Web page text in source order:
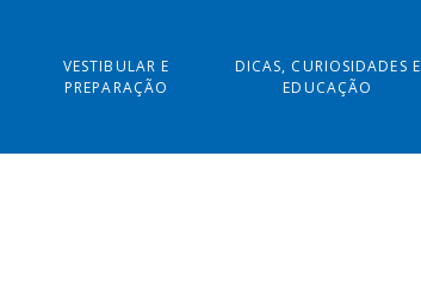
VESTIBULAR E
PREPARAÇÃO
DICAS, CURIOSIDADES E
EDUCAÇÃO